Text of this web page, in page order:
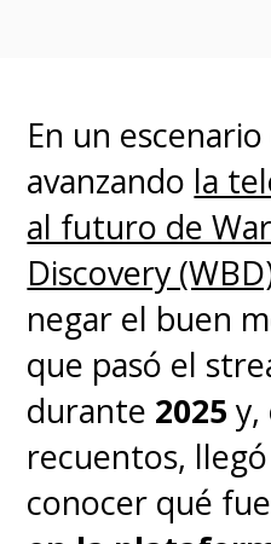
a estar tras las
dirigir
la serie,
capítulo que
Fuchs. Él
del episodio
Muschietti.
"Veintisiete
En un
avanzando la
al futuro de
Discovery
negar el buen
que pasó el
durante 2025 y,
recuentos,
conocer qué fue